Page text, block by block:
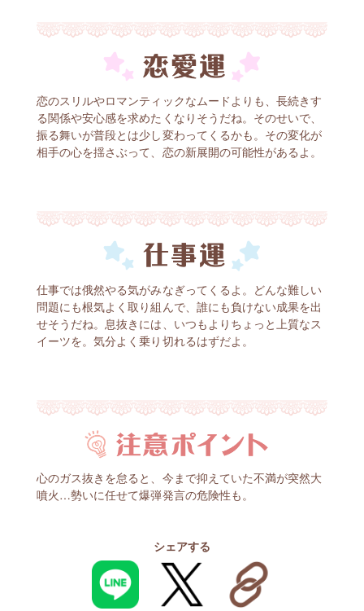
恋のスリルやロマンティックなムードよりも、長続きす
る関係や安心感を求めたくなりそうだね。そのせいで、
振る舞いが普段とは少し変わってくるかも。その変化が
相手の心を揺さぶって、恋の新展開の可能性があるよ。
仕事では俄然やる気がみなぎってくるよ。どんな難しい
問題にも根気よく取り組んで、誰にも負けない成果を出
せそうだね。息抜きには、いつもよりちょっと上質なス
イーツを。気分よく乗り切れるはずだよ。
心のガス抜きを怠ると、今まで抑えていた不満が突然大
噴火…勢いに任せて爆弾発言の危険性も。
シェアする